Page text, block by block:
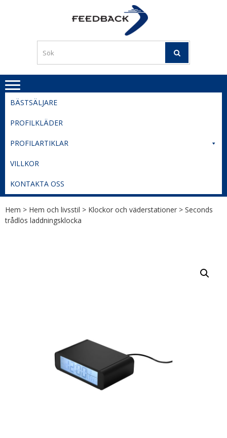
TIL
BESTE
PRISER
BÄSTSÄLJARE
PROFILKLÄDER
PROFILARTIKLAR
VILLKOR
KONTAKTA OSS
Hem > Hem och livsstil > Klockor och väderstationer > Seconds
trådlös laddningsklocka